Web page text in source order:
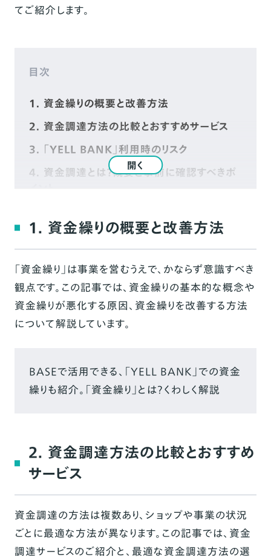
てご紹介します。
目次
1. 資金繰りの概要と改善方法
2. 資金調達方法の比較とおすすめサービス
3. 「YELL BANK」利用時のリスク
4. 資金調達とは？概要と事前に確認すべきポ
イント
まとめ
開く
1. 資金繰りの概要と改善方法
「資金繰り」は事業を営むうえで、かならず意識すべき
観点です。この記事では、資金繰りの基本的な概念や
資金繰りが悪化する原因、資金繰りを改善する方法
について解説しています。
BASEで活用できる、「YELL BANK」での資金
繰りも紹介。「資金繰り」とは？くわしく解説
2. 資金調達方法の比較とおすすめ
サービス
資金調達の方法は複数あり、ショップや事業の状況
ごとに最適な方法が異なります。この記事では、資金
調達サービスのご紹介と、最適な資金調達方法の選